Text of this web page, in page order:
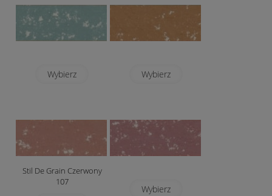
Wybierz Wybierz
Stil De Grain Czerwony
107
Wybierz